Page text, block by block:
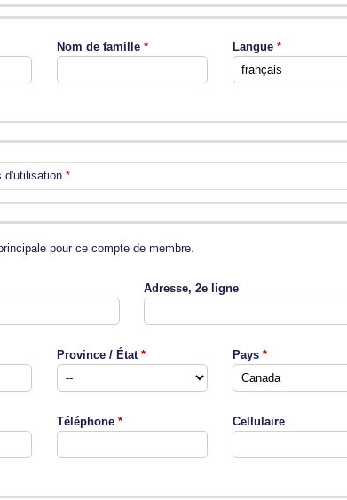
Nom de famille Langue
d'utilisation
pour ce compte de membre.
Adresse, 2e ligne
Province / État Pays
Téléphone Cellulaire